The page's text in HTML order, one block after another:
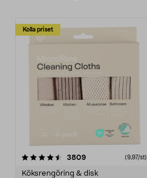
Kolla priset
3809recensioner (9,97/st)
Köksrengöring & disk
4.0av 5 stjärnor